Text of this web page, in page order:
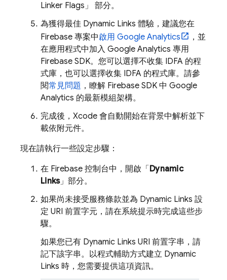
Linker Flags」
部分。
為獲得最佳 Dynamic Links 體驗，建議您在
Firebase 專案中啟用 Google Analytics
，並
在應用程式中加入 Google Analytics 專用
Firebase SDK。您可以選擇不收集 IDFA 的程
式庫，也可以選擇收集 IDFA 的程式庫。請參
閱常見問題 ，瞭解 Firebase SDK 中 Google
Analytics 的最新模組架構。
完成後，Xcode 會自動開始在背景中解析並下
載依附元件。
現在請執行一些設定步驟：
在 Firebase 控制台中，開啟「 Dynamic
Links」部分。
如果尚未接受服務條款並為 Dynamic Links 設
定 URI 前置字元，請在系統提示時完成這些步
驟。
如果您已有 Dynamic Links URI 前置字串，請
記下該字串。以程式輔助方式建立 Dynamic
Links 時，您需要提供這項資訊。